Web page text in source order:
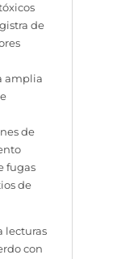
de
amplia
de
fugas
de
lecturas
con